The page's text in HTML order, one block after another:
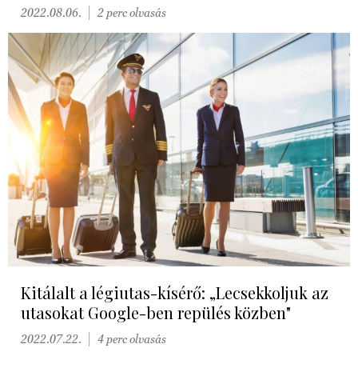
2022.08.06. 2 perc olvasás
Kitálalt a légiutas-kísérő: „Lecsekkoljuk az
utasokat Google-ben repülés közben"
2022.07.22. 4 perc olvasás